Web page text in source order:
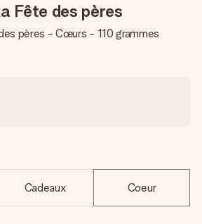
Fête des pères
pères - Cœurs - 110 grammes
Cadeaux Coeur